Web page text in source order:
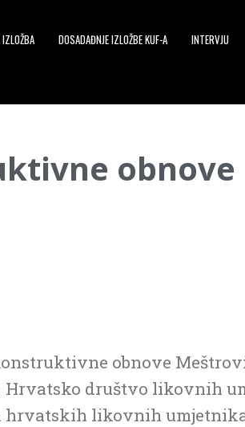
DOSADAĐNJE IZLOŽBE KUF-A INTERVJU
obnove
obnove
Hrvatsko društvo likovnih
hrvatskih likovnih